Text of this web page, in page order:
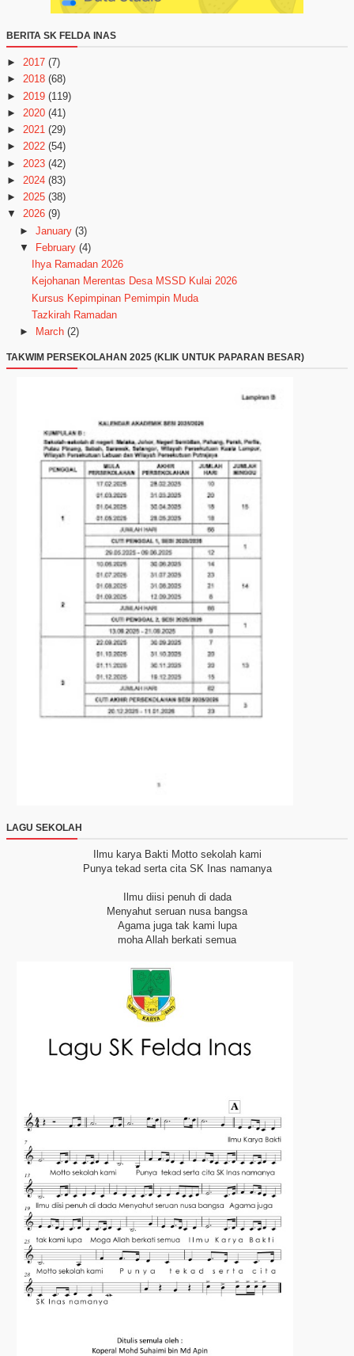
BERITA SK FELDA INAS
► 2017 (7)
► 2018 (68)
► 2019 (119)
► 2020 (41)
► 2021 (29)
► 2022 (54)
► 2023 (42)
► 2024 (83)
► 2025 (38)
▼
2026 (9)
► January (3)
▼
February (4)
Ihya Ramadan 2026
Kejohanan Merentas Desa MSSD Kulai 2026
Kursus Kepimpinan Pemimpin Muda
Tazkirah Ramadan
►
March (2)
TAKWIM PERSEKOLAHAN 2025 (KLIK UNTUK PAPARAN BESAR)
LAGU SEKOLAH
Ilmu karya Bakti Motto sekolah kami
Punya tekad serta cita SK Inas namanya
Ilmu diisi penuh di dada
Menyahut seruan nusa bangsa
Agama juga tak kami lupa
moha Allah berkati semua